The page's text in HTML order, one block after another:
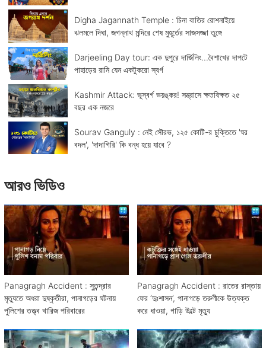
Digha Jagannath Temple : চিনা বাতির রোশনাইয়ে
ঝলমলে দিঘা, জগন্নাথ মন্দিরে শেষ মুহূর্তের সাজসজ্জা তুঙ্গে
Darjeeling Day tour: এক দুপুরে দার্জিলিং...বৈশাখের দাপটে
পাহাড়ের রানি যেন একটুকরো স্বর্গ
Kashmir Attack: ভূস্বর্গ ভয়ঙ্কর! সন্ত্রাসে ক্ষতবিক্ষত ২৫
বছর এক নজরে
Sourav Ganguly : নেই সৌরভ, ১২৫ কোটি-র চুক্তিতে 'ঘর
বদল', 'দাদাগিরি' কি বন্ধ হয়ে যাবে ?
আরও ভিডিও
Panagragh Accident : সুতন্দ্রার
মৃত্যুতে অধরা দুষ্কৃতীরা, পানাগড়ের ঘটনায়
পুলিশের তত্ত্ব খারিজ পরিবারের
Panagragh Accident : রাতের রাস্তায়
ফের ‘দুঃশাসন’, পানাগড়ে তরুণীকে উত্যক্ত
করে ধাওয়া, গাড়ি উল্টে মৃত্যু